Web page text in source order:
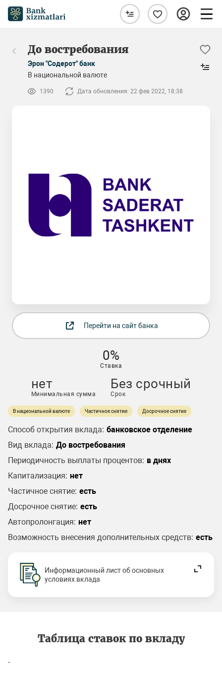
До востребования
Эрон "Содерот" банк
В национальной валюте
1390 Дата обновления: 22 фев 2022, 18:38
Перейти на сайт банка
0%
Ставка
нет
Минимальная сумма
Без срочный
Срок
В национальной валюте Частичное снятие Досрочное снятие
Способ открытия вклада: банковское отделение
Вид вклада: До востребования
Периодичность выплаты процентов: в днях
Капитализация: нет
Частичное снятие: есть
Досрочное снятие: есть
Автопролонгация: нет
Возможность внесения дополнительных средств: есть
Информационный лист об основных
условиях вклада
Таблица ставок по вкладу
-